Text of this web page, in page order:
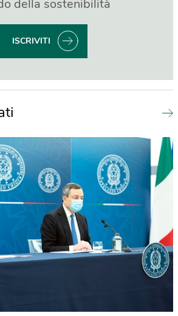
della sostenibilità
ISCRIVITI